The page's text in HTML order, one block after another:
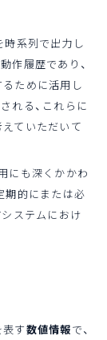
時系列で出力し
作履歴であり、
ために活用し
れる、これらに
ていただいて
にも深くかかわ
期的にまたは必
ステムにおけ
す数値情報で、